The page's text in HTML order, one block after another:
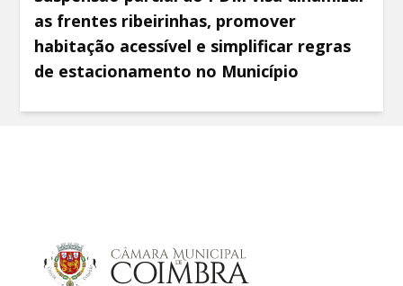
as frentes ribeirinhas, promover
habitação acessível e simplificar regras
de estacionamento no Município